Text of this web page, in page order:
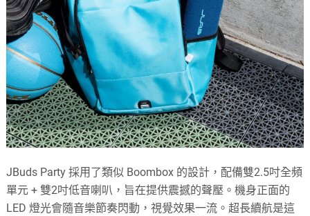
JBuds Party 採用了類似 Boombox 的設計，配備雙2.5吋全頻
單元 + 雙2吋低音喇叭，旨在提供震撼的聲壓。機身正面的
LED 燈光會隨音樂節奏閃動，視覺效果一流。超長續航是這